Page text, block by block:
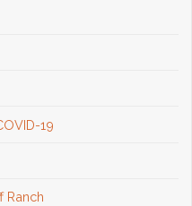
19
Ranch